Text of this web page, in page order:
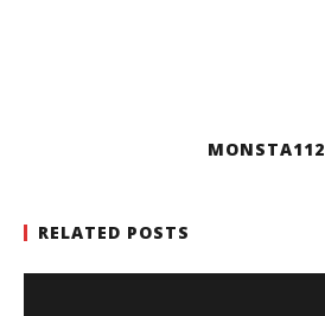
MONSTA112
RELATED POSTS